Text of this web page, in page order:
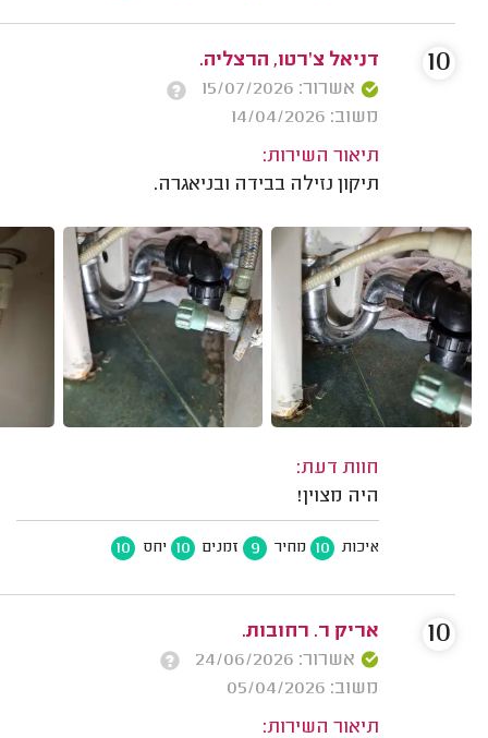
דניאל צ'רטו, הרצליה.
אשרור: 15/07/2026
משוב: 14/04/2026
תיאור השירות:
תיקון נזילה בבידה ובניאגרה.
חוות דעת:
היה מצוין!
איכות 10 מחיר 9 זמנים 10 יחס 10
10
אריק ר. רחובות.
אשרור: 24/06/2026
משוב: 05/04/2026
תיאור השירות:
10